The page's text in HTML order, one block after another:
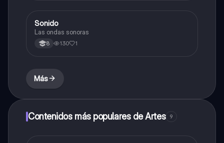
Música
Sonido
Las ondas sonoras
8 130 1
Más
Contenidos más populares de Artes 9